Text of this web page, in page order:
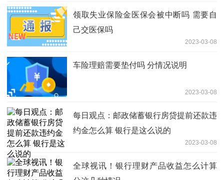
领取失业保险金医保会被中断吗 需要自
己交医保吗
2023-03-08
车险理赔需要垫付吗 分情况说明
2023-03-08
每日观点：邮政储蓄银行房贷提前还款违
约金怎么算 银行是这么说的
2023-03-08
全球视讯！银行理财产品收益怎么计算